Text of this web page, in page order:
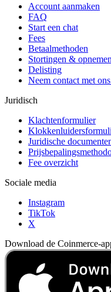
Account aanmaken
FAQ
Start een chat
Fees
Betaalmethoden
Stortingen & opnemen
Delisting
Neem contact met
Juridisch
Klachtenformulier
Juridische
Fee overzicht
Sociale media
Instagram
TikTok
X
Download de Coinmerce-